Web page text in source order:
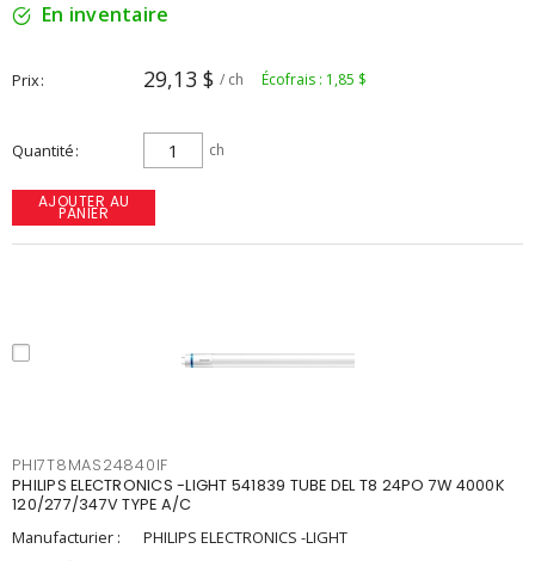
En inventaire
Prix 29,13 $ / ch Écofrais : 1,85 $
Quantité ch
AJOUTER AU
PANIER
PHI7T8MAS24840IF
PHILIPS ELECTRONICS -LIGHT 541839 TUBE DEL T8 24PO 7W 4000K
120/277/347V TYPE A/C
Manufacturier :
PHILIPS ELECTRONICS -LIGHT